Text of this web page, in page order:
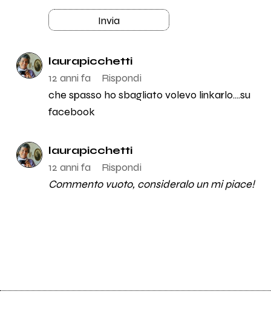
Invia
laurapicchetti
12 anni fa
Rispondi
che spasso ho sbagliato volevo linkarlo....su
facebook
laurapicchetti
12 anni fa
Rispondi
Commento vuoto, consideralo un mi piace!